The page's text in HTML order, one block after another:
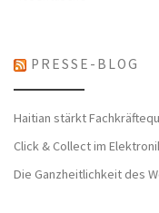
PRESSE-BLOG
Haitian stärkt
Click & Collect im
Die Ganzheitlichkeit des